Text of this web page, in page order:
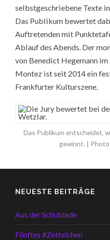
selbstgeschriebene Texte
Das Publikum bewertet
Auftretenden mit
Ablauf des Abends. Der
von Benedict Hegemann
Montez ist seit 2014 ein
Frankfurter Kulturszene.
Das Publikum entscheidet,
gewinnt. |
NEUESTE BEITRÄGE
Aus der Schublade
Fünftes #Zettelchen